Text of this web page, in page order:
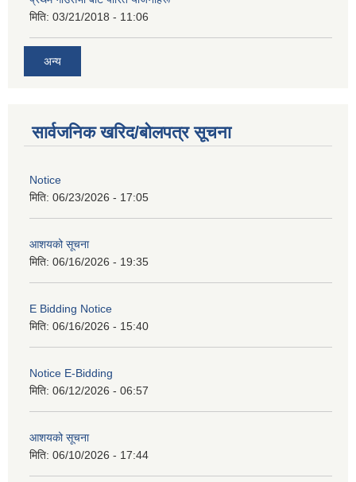
मिति: 03/21/2018 - 11:06
अन्य
सार्वजनिक खरिद/बोलपत्र सूचना
Notice
मिति: 06/23/2026 - 17:05
आशयको सूचना
मिति: 06/16/2026 - 19:35
E Bidding Notice
मिति: 06/16/2026 - 15:40
Notice E-Bidding
मिति: 06/12/2026 - 06:57
आशयको सूचना
मिति: 06/10/2026 - 17:44